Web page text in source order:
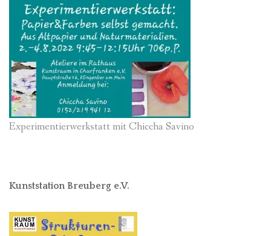
Experimentierwerkstatt mit Chiccha Savino
Kunststation Breuberg e.V.